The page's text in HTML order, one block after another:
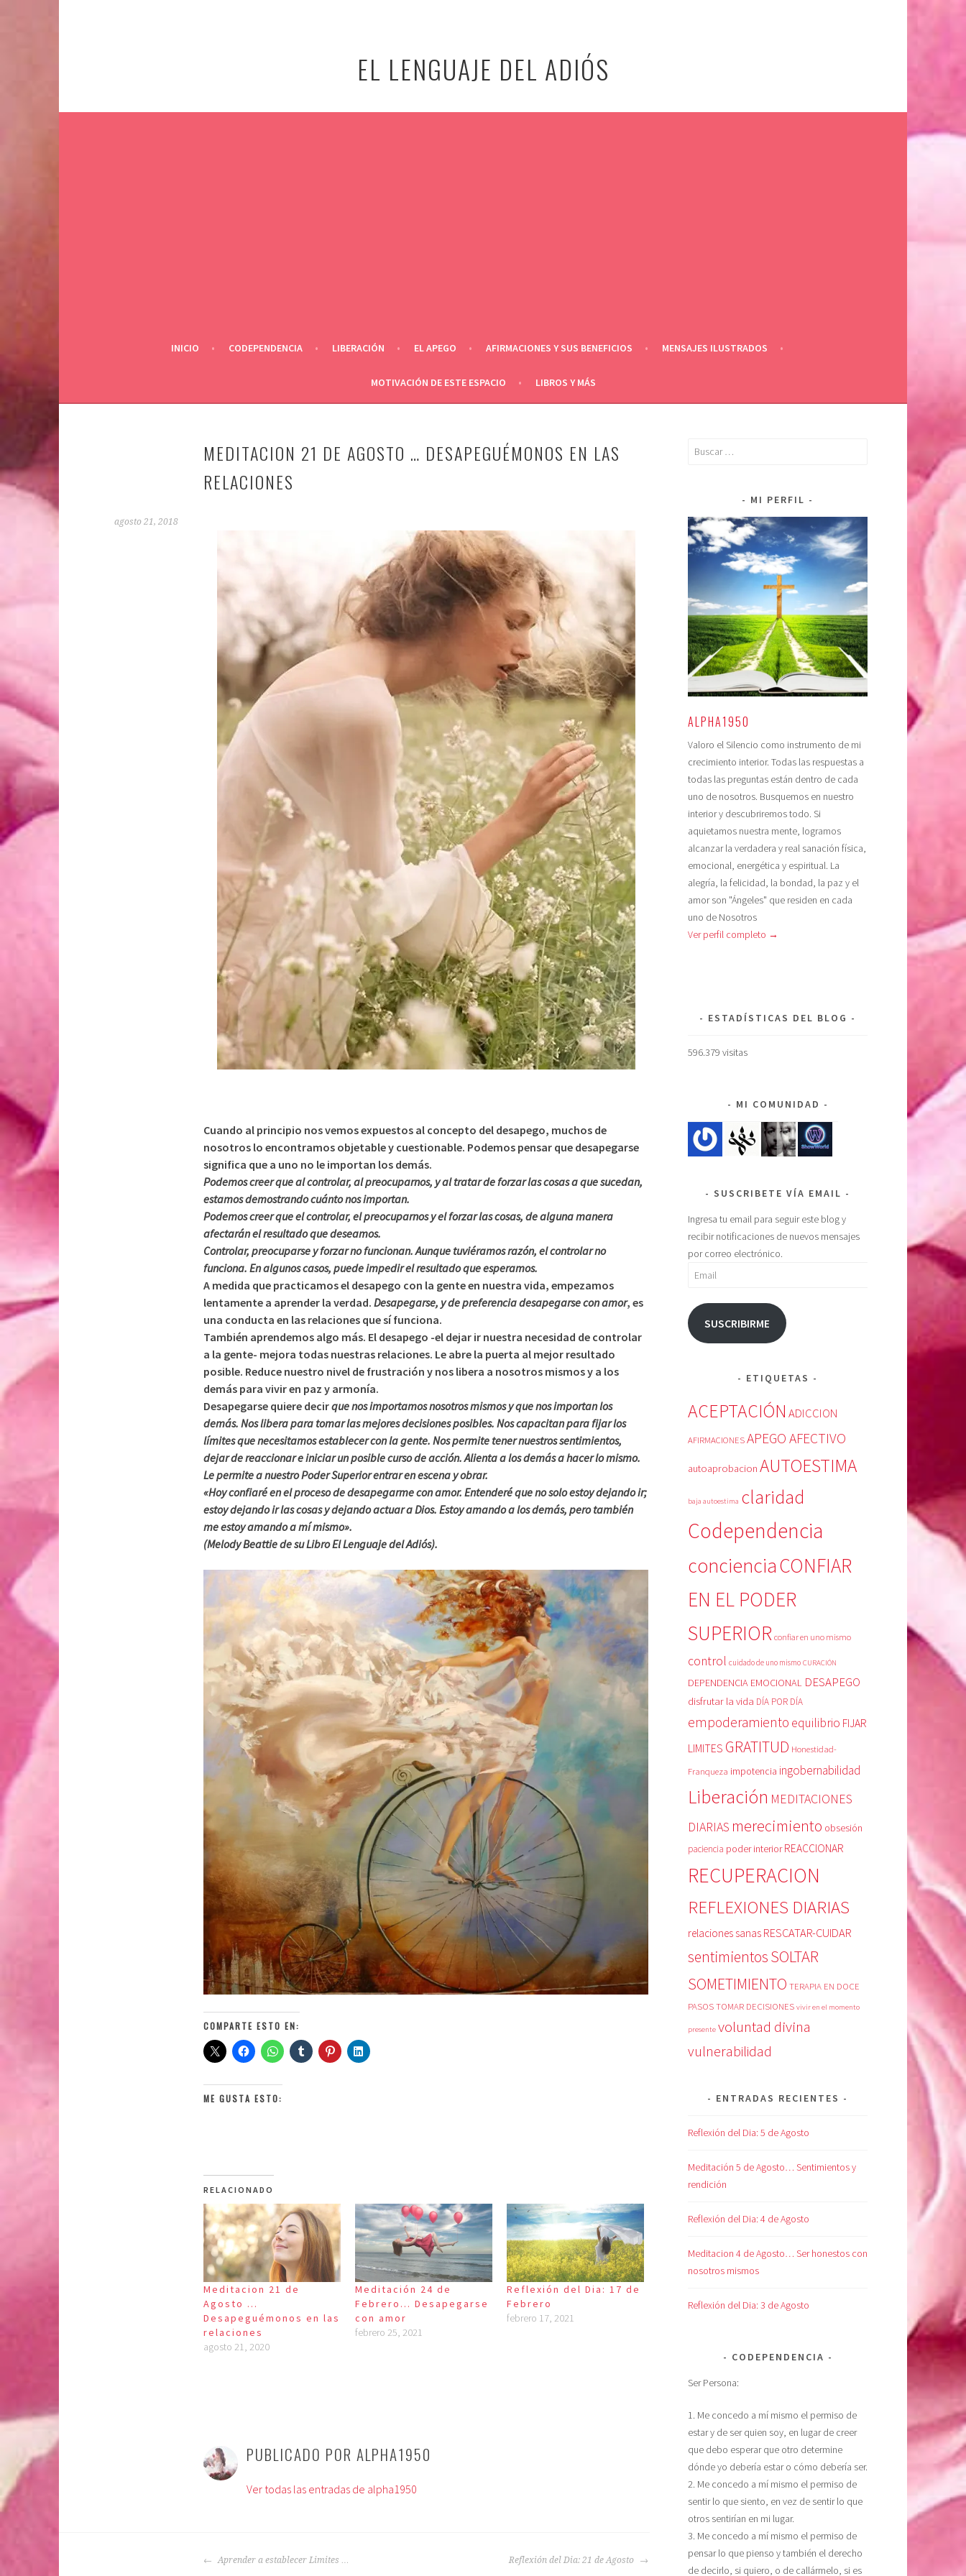
EL LENGUAJE DEL ADIÓS
INICIO CODEPENDENCIA LIBERACIÓN EL APEGO AFIRMACIONES Y SUS BENEFICIOS MENSAJES ILUSTRADOS
MOTIVACIÓN DE ESTE ESPACIO LIBROS Y MÁS
MEDITACION 21 DE AGOSTO … DESAPEGUÉMONOS EN LAS
RELACIONES
agosto 21, 2018
Cuando al principio nos vemos expuestos al concepto del desapego, muchos de
nosotros lo encontramos objetable y cuestionable. Podemos pensar que desapegarse
significa que a uno no le importan los demás.
Podemos creer que al controlar, al preocuparnos, y al tratar de forzar las cosas a que sucedan,
estamos demostrando cuánto nos importan.
Podemos creer que el controlar, el preocuparnos y el forzar las cosas, de alguna manera
afectarán el resultado que deseamos.
Controlar, preocuparse y forzar no funcionan. Aunque tuviéramos razón, el controlar no
funciona. En algunos casos, puede impedir el resultado que esperamos.
A medida que practicamos el desapego con la gente en nuestra vida, empezamos
lentamente a aprender la verdad. Desapegarse, y de preferencia desapegarse con amor, es
una conducta en las relaciones que sí funciona.
También aprendemos algo más. El desapego -el dejar ir nuestra necesidad de controlar
a la gente- mejora todas nuestras relaciones. Le abre la puerta al mejor resultado
posible. Reduce nuestro nivel de frustración y nos libera a nosotros mismos y a los
demás para vivir en paz y armonía.
Desapegarse quiere decirque nos importamos nosotros mismos y que nos importan los
demás. Nos libera para tomar las mejores decisiones posibles. Nos capacitan para fijar los
límites que necesitamos establecer con la gente. Nos permite tener nuestros sentimientos,
dejar de reaccionar e iniciar un posible curso de acción. Alienta a los demás a hacer lo mismo.
Le permite a nuestro Poder Superior entrar en escena y obrar.
«Hoy confiaré en el proceso de desapegarme con amor. Entenderé que no solo estoy dejando ir;
estoy dejando ir las cosas y dejando actuar a Dios. Estoy amando a los demás, pero también
me estoy amando a mí mismo».
(Melody Beattie de su Libro El Lenguaje del Adiós).
COMPARTE ESTO EN:
ME GUSTA ESTO:
RELACIONADO
Meditacion 21 de
Agosto …
Desapeguémonos en las
relaciones
agosto 21, 2020
Meditación 24 de
Febrero… Desapegarse
con amor
febrero 25, 2021
Reflexión del Dia: 17 de
Febrero
febrero 17, 2021
l
o
q
d
PUBLICADO POR ALPHA1950
Ver todas las entradas de alpha1950
NAVEGACIÓN
Aprender a establecer Limites … Reflexión del Dia: 21 de Agosto
Buscar:
MI PERFIL
ALPHA1950
Valoro el Silencio como instrumento de mi
crecimiento interior. Todas las respuestas a
todas las preguntas están dentro de cada
uno de nosotros. Busquemos en nuestro
interior y descubriremos todo. Si
aquietamos nuestra mente, logramos
alcanzar la verdadera y real sanación física,
emocional, energética y espiritual. La
alegría, la felicidad, la bondad, la paz y el
amor son "Ángeles" que residen en cada
uno de Nosotros
Ver perfil completo →
ESTADÍSTICAS DEL BLOG
596.379 visitas
MI COMUNIDAD
SUSCRIBETE VÍA EMAIL
Ingresa tu email para seguir este blog y
recibir notificaciones de nuevos mensajes
por correo electrónico.
Email
SUSCRIBIRME
ETIQUETAS
ACEPTACIÓN ADICCION
AFIRMACIONESAPEGO AFECTIVO
autoaprobacion AUTOESTIMA
baja autoestima claridad
Codependencia
concienciaCONFIAR
EN EL PODER
SUPERIOR confiar en uno mismo
control cuidado de uno mismo CURACIÓN
DEPENDENCIA EMOCIONAL DESAPEGO
disfrutar la vida DÍA POR DÍA
empoderamiento equilibrio FIJAR
LIMITES GRATITUD Honestidad-
Franqueza impotencia ingobernabilidad
Liberación MEDITACIONES
DIARIAS merecimiento obsesión
paciencia poder interior REACCIONAR
RECUPERACION
REFLEXIONES DIARIAS
relaciones sanas RESCATAR-CUIDAR
sentimientosSOLTAR
SOMETIMIENTO TERAPIA EN DOCE
PASOSTOMAR DECISIONES vivir en el momento
presente voluntad divina
vulnerabilidad
ENTRADAS RECIENTES
Reflexión del Dia: 5 de Agosto
Meditación 5 de Agosto… Sentimientos y
rendición
Reflexión del Dia: 4 de Agosto
Meditacion 4 de Agosto… Ser honestos con
nosotros mismos
Reflexión del Dia: 3 de Agosto
CODEPENDENCIA
Ser Persona:
1. Me concedo a mí mismo el permiso de
estar y de ser quien soy, en lugar de creer
que debo esperar que otro determine
dónde yo debería estar o cómo debería ser.
2. Me concedo a mí mismo el permiso de
sentir lo que siento, en vez de sentir lo que
otros sentirían en mi lugar.
3. Me concedo a mí mismo el permiso de
pensar lo que pienso y también el derecho
de decirlo, si quiero, o de callármelo, si es